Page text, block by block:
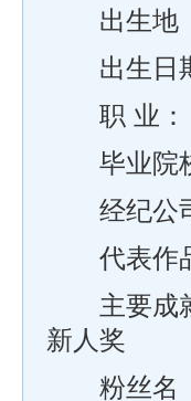
出生地
出生日期
职 业：
毕业院校
经纪公司
代表作品
主要成就
新人奖
粉丝名